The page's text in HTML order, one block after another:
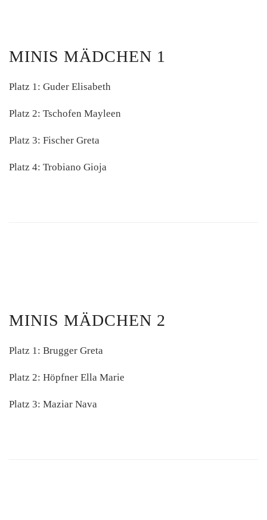
MINIS MÄDCHEN 1
Platz 1: Guder Elisabeth
Platz 2: Tschofen Mayleen
Platz 3: Fischer Greta
Platz 4: Trobiano Gioja
MINIS MÄDCHEN 2
Platz 1: Brugger Greta
Platz 2: Höpfner Ella Marie
Platz 3: Maziar Nava